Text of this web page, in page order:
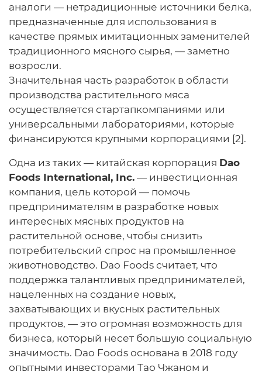
аналоги — нетрадиционные источники белка,
предназначенные для использования в
качестве прямых имитационных заменителей
традиционного мясного сырья, — заметно
возросли.
Значительная часть разработок в области
производства растительного мяса
осуществляется стартапкомпаниями или
универсальными лабораториями, которые
финансируются крупными корпорациями [2].
Одна из таких — китайская корпорация Dao
Foods International, Inc. — инвестиционная
компания, цель которой — помочь
предпринимателям в разработке новых
интересных мясных продуктов на
растительной основе, чтобы снизить
потребительский спрос на промышленное
животноводство. Dao Foods считает, что
поддержка талантливых предпринимателей,
нацеленных на создание новых,
захватывающих и вкусных растительных
продуктов, — это огромная возможность для
бизнеса, который несет большую социальную
значимость. Dao Foods основана в 2018 году
опытными инвесторами Тао Чжаном и